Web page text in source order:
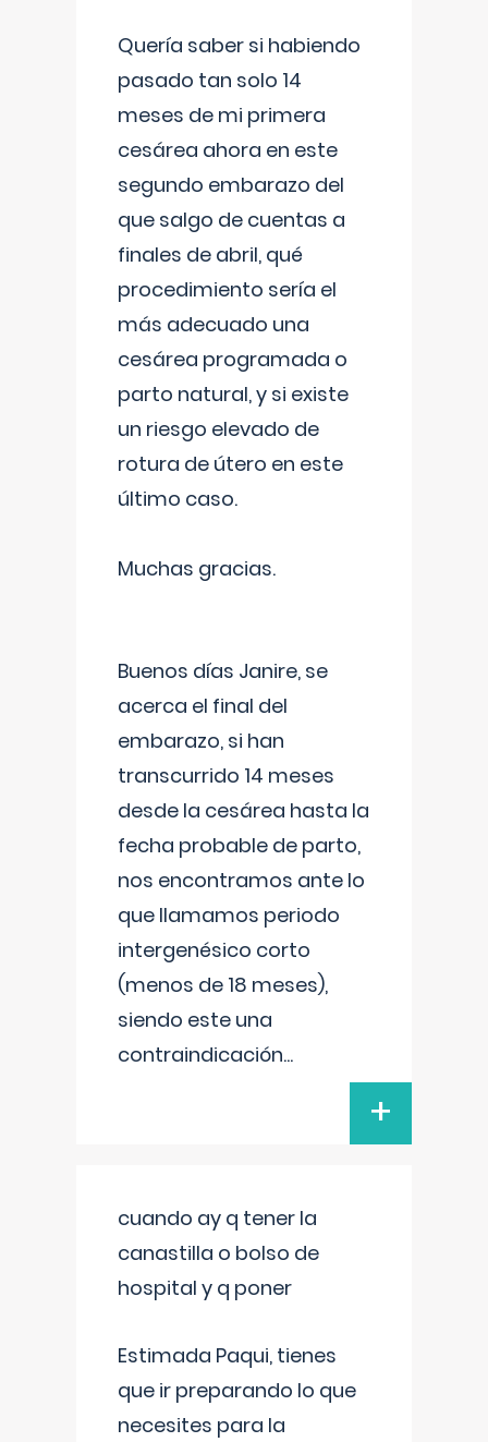
Quería saber si habiendo
pasado tan solo 14
meses de mi primera
cesárea ahora en este
segundo embarazo del
que salgo de cuentas a
finales de abril, qué
procedimiento sería el
más adecuado una
cesárea programada o
parto natural, y si existe
un riesgo elevado de
rotura de útero en este
último caso.
Muchas gracias.
Buenos días Janire, se
acerca el final del
embarazo, si han
transcurrido 14 meses
desde la cesárea hasta la
fecha probable de parto,
nos encontramos ante lo
que llamamos periodo
intergenésico corto
(menos de 18 meses),
siendo este una
contraindicación...
+
cuando ay q tener la
canastilla o bolso de
hospital y q poner
Estimada Paqui, tienes
que ir preparando lo que
necesites para la